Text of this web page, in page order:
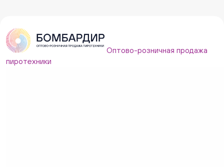
Оптово-розничная продажа
пиротехники